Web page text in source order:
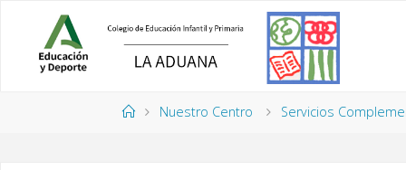
contenido
PáginaNuestro Centro Servicios